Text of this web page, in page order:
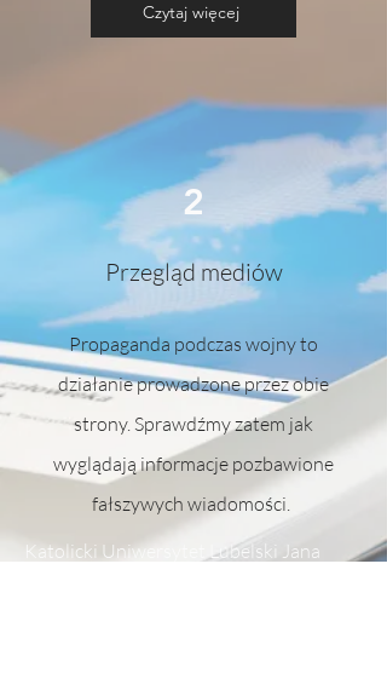
Czytaj więcej
2
Przegląd mediów
Propaganda podczas wojny to
działanie prowadzone przez obie
strony. Sprawdźmy zatem jak
wyglądają informacje pozbawione
fałszywych wiadomości.
Katolicki Uniwersytet Lubelski Jana